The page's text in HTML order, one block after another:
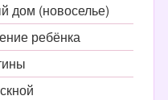
дом (новоселье)
ребёнка